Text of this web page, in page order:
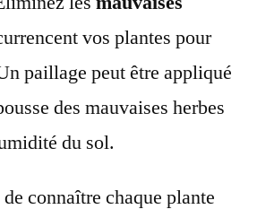
vos plantes pour
paillage peut être appliqué
des mauvaises herbes
du sol.
connaître chaque plante